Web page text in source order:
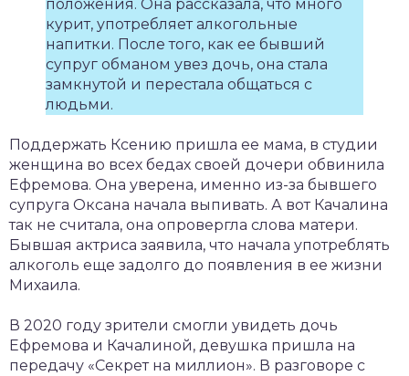
положения. Она рассказала, что много
курит, употребляет алкогольные
напитки. После того, как ее бывший
супруг обманом увез дочь, она стала
замкнутой и перестала общаться с
людьми.
Поддержать Ксению пришла ее мама, в студии
женщина во всех бедах своей дочери обвинила
Ефремова. Она уверена, именно из-за бывшего
супруга Оксана начала выпивать. А вот Качалина
так не считала, она опровергла слова матери.
Бывшая актриса заявила, что начала употреблять
алкоголь еще задолго до появления в ее жизни
Михаила.
В 2020 году зрители смогли увидеть дочь
Ефремова и Качалиной, девушка пришла на
передачу «Секрет на миллион». В разговоре с